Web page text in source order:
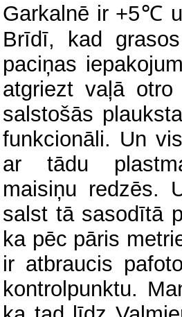
Garkalnē ir +5℃
Brīdī, kad
paciņas
atgriezt vaļā
salstošās
funkcionāli. Un
ar tādu
maisiņu redzēs.
salst tā sasodītā
ka pēc pāris
ir atbraucis
kontrolpunktu.